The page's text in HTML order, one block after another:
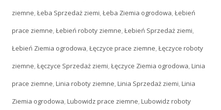
ziemne,Łeba Sprzedaż ziemi,Łeba Ziemia ogrodowa,Łebień
prace ziemne,Łebień roboty ziemne,Łebień Sprzedaż ziemi,
Łebień Ziemia ogrodowa,Łęczyce prace ziemne,Łęczyce roboty
ziemne,Łęczyce Sprzedaż ziemi,Łęczyce Ziemia ogrodowa,Linia
prace ziemne,Linia roboty ziemne,Linia Sprzedaż ziemi,Linia
Ziemia ogrodowa,Lubowidz prace ziemne,Lubowidz roboty